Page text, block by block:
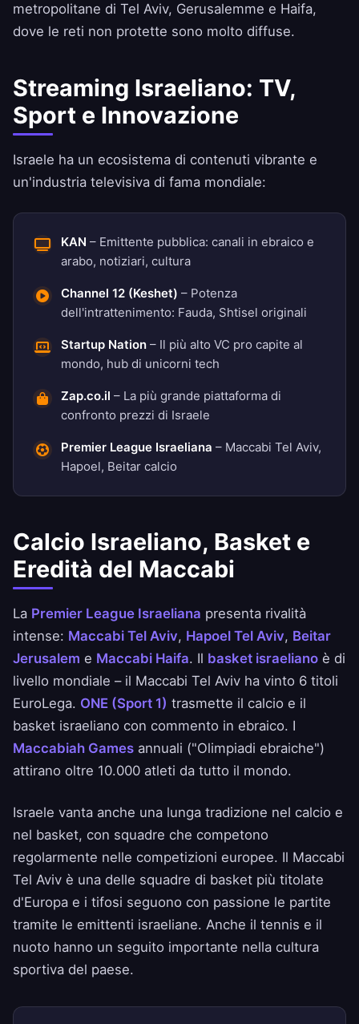
metropolitane di Tel Aviv, Gerusalemme e Haifa,
dove le reti non protette sono molto diffuse.
Streaming Israeliano: TV,
Sport e Innovazione
Israele ha un ecosistema di contenuti vibrante e
un'industria televisiva di fama mondiale:
KAN – Emittente pubblica: canali in ebraico e
arabo, notiziari, cultura
Channel 12 (Keshet) – Potenza
dell'intrattenimento: Fauda, Shtisel originali
Startup Nation – Il più alto VC pro capite al
mondo, hub di unicorni tech
Zap.co.il – La più grande piattaforma di
confronto prezzi di Israele
Premier League Israeliana – Maccabi Tel Aviv,
Hapoel, Beitar calcio
Calcio Israeliano, Basket e
Eredità del Maccabi
La Premier League Israeliana presenta rivalità
intense: Maccabi Tel Aviv, Hapoel Tel Aviv, Beitar
Jerusalem e Maccabi Haifa. Il basket israeliano è di
livello mondiale – il Maccabi Tel Aviv ha vinto 6 titoli
EuroLega. ONE (Sport 1) trasmette il calcio e il
basket israeliano con commento in ebraico. I
Maccabiah Games annuali ("Olimpiadi ebraiche")
attirano oltre 10.000 atleti da tutto il mondo.
Israele vanta anche una lunga tradizione nel calcio e
nel basket, con squadre che competono
regolarmente nelle competizioni europee. Il Maccabi
Tel Aviv è una delle squadre di basket più titolate
d'Europa e i tifosi seguono con passione le partite
tramite le emittenti israeliane. Anche il tennis e il
nuoto hanno un seguito importante nella cultura
sportiva del paese.